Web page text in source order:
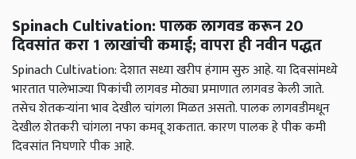
Spinach Cultivation: पालक लागवड करून 20
दिवसांत करा 1 लाखांची कमाई; वापरा ही नवीन पद्धत
Spinach Cultivation: देशात सध्या खरीप हंगाम सुरु आहे. या दिवसांमध्ये
भारतात पालेभाज्या पिकांची लागवड मोठ्या प्रमाणात लागवड केली जाते.
तसेच शेतकऱ्यांना भाव देखील चांगला मिळत असतो. पालक लागवडीमधून
देखील शेतकरी चांगला नफा कमवू शकतात. कारण पालक हे पीक कमी
दिवसांत निघणारे पीक आहे.